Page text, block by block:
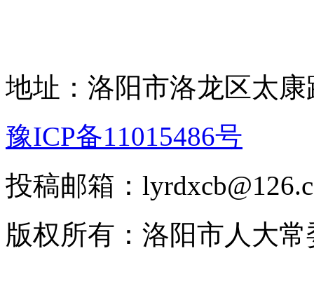
地址：洛阳市洛龙区太康
豫ICP备11015486号
投稿邮箱：
版权所有：洛阳市人大常